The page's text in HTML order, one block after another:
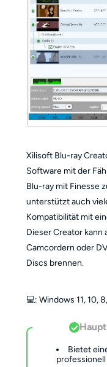
Xilisoft Blu-ray
Software mit der
Blu-ray mit Finesse
unterstützt auch
Kompatibilität mit
Dieser Creator kann
Camcordern oder
Discs brennen.
💻️: Windows 11, 10,
Bietet